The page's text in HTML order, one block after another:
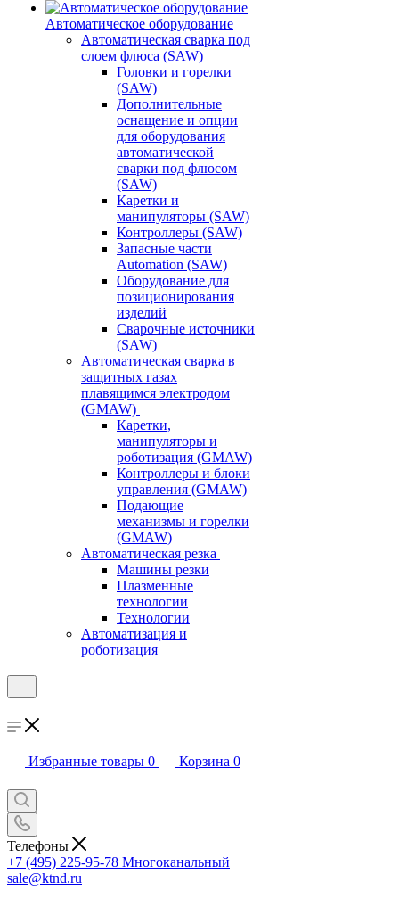
Автоматическое оборудование
Автоматическая сварка под
слоем флюса (SAW)
Головки и горелки
(SAW)
Дополнительные
оснащение и опции
для оборудования
автоматической
сварки под флюсом
(SAW)
Каретки и
манипуляторы (SAW)
Контроллеры (SAW)
Запасные части
Automation (SAW)
Оборудование для
позиционирования
изделий
Сварочные источники
(SAW)
Автоматическая сварка в
защитных газах
плавящимся электродом
(GMAW)
Каретки,
манипуляторы и
роботизация (GMAW)
Контроллеры и блоки
управления (GMAW)
Подающие
механизмы и горелки
(GMAW)
Автоматическая резка
Машины резки
Плазменные
технологии
Технологии
Автоматизация и
роботизация
Избранные товары 0 Корзина 0
Телефоны
+7 (495) 225-95-78 Многоканальный
sale@ktnd.ru